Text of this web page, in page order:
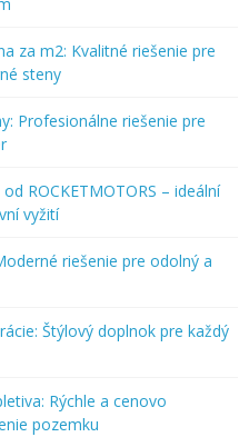
za m2: Kvalitné riešenie pre
steny
Profesionálne riešenie pre
ROCKETMOTORS – ideální
vyžití
riešenie pre odolný a
Štýlový doplnok pre každý
Rýchle a cenovo
pozemku